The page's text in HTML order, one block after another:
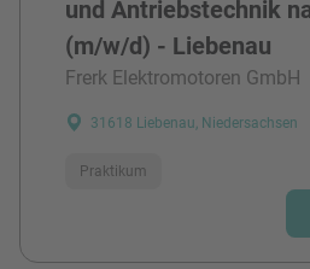
und Antriebstechnik
(m/w/d) - Liebenau
Frerk Elektromotoren GmbH
31618 Liebenau, Niedersachsen
Praktikum